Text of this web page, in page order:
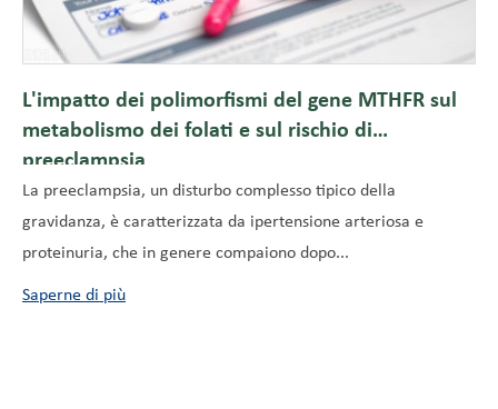
L'impatto dei polimorfismi del gene MTHFR sul
metabolismo dei folati e sul rischio di
preeclampsia
La preeclampsia, un disturbo complesso tipico della
gravidanza, è caratterizzata da ipertensione arteriosa e
proteinuria, che in genere compaiono dopo...
Saperne di più